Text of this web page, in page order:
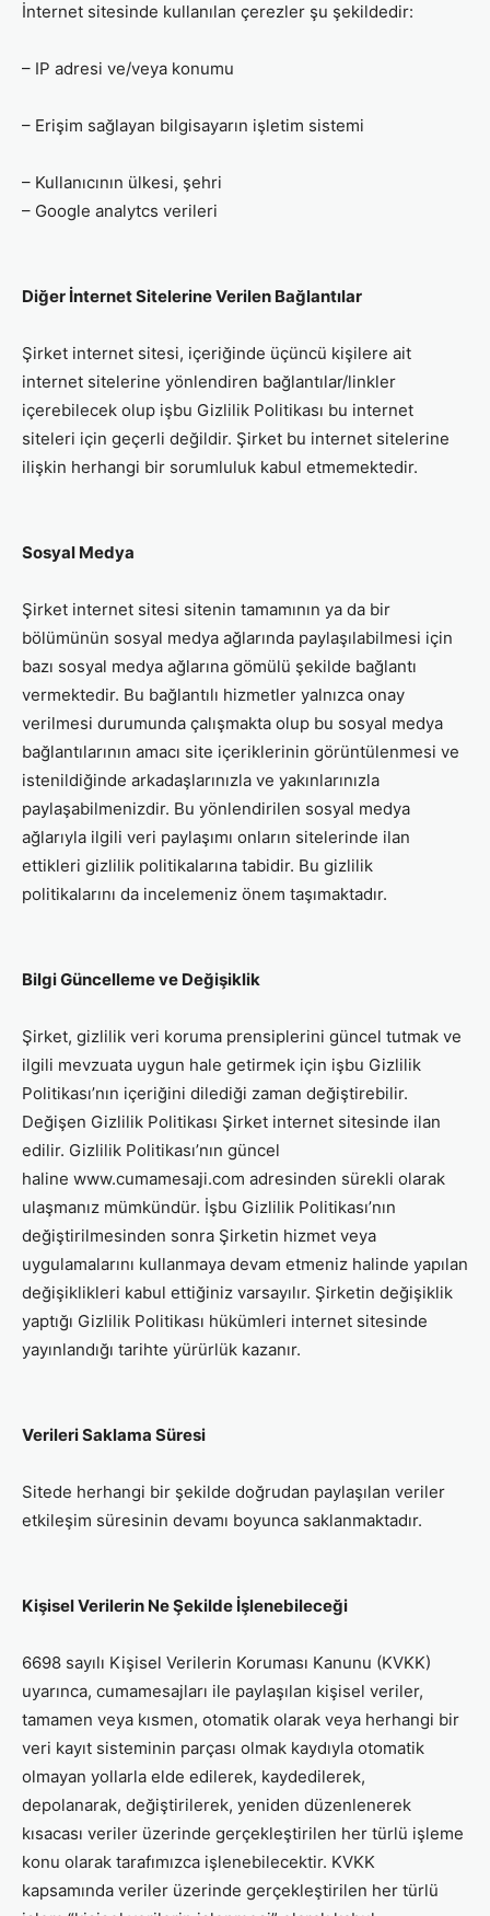
İnternet sitesinde kullanılan çerezler şu şekildedir:
– IP adresi ve/veya konumu
– Erişim sağlayan bilgisayarın işletim sistemi
– Kullanıcının ülkesi, şehri
– Google analytcs verileri
Diğer İnternet Sitelerine Verilen Bağlantılar
Şirket internet sitesi, içeriğinde üçüncü kişilere ait
internet sitelerine yönlendiren bağlantılar/linkler
içerebilecek olup işbu Gizlilik Politikası bu internet
siteleri için geçerli değildir. Şirket bu internet sitelerine
ilişkin herhangi bir sorumluluk kabul etmemektedir.
Sosyal Medya
Şirket internet sitesi sitenin tamamının ya da bir
bölümünün sosyal medya ağlarında paylaşılabilmesi için
bazı sosyal medya ağlarına gömülü şekilde bağlantı
vermektedir. Bu bağlantılı hizmetler yalnızca onay
verilmesi durumunda çalışmakta olup bu sosyal medya
bağlantılarının amacı site içeriklerinin görüntülenmesi ve
istenildiğinde arkadaşlarınızla ve yakınlarınızla
paylaşabilmenizdir. Bu yönlendirilen sosyal medya
ağlarıyla ilgili veri paylaşımı onların sitelerinde ilan
ettikleri gizlilik politikalarına tabidir. Bu gizlilik
politikalarını da incelemeniz önem taşımaktadır.
Bilgi Güncelleme ve Değişiklik
Şirket, gizlilik veri koruma prensiplerini güncel tutmak ve
ilgili mevzuata uygun hale getirmek için işbu Gizlilik
Politikası’nın içeriğini dilediği zaman değiştirebilir.
Değişen Gizlilik Politikası Şirket internet sitesinde ilan
edilir. Gizlilik Politikası’nın güncel
haline www.cumamesaji.com adresinden sürekli olarak
ulaşmanız mümkündür. İşbu Gizlilik Politikası’nın
değiştirilmesinden sonra Şirketin hizmet veya
uygulamalarını kullanmaya devam etmeniz halinde yapılan
değişiklikleri kabul ettiğiniz varsayılır. Şirketin değişiklik
yaptığı Gizlilik Politikası hükümleri internet sitesinde
yayınlandığı tarihte yürürlük kazanır.
Verileri Saklama Süresi
Sitede herhangi bir şekilde doğrudan paylaşılan veriler
etkileşim süresinin devamı boyunca saklanmaktadır.
Kişisel Verilerin Ne Şekilde İşlenebileceği
6698 sayılı Kişisel Verilerin Koruması Kanunu (KVKK)
uyarınca, cumamesajları ile paylaşılan kişisel veriler,
tamamen veya kısmen, otomatik olarak veya herhangi bir
veri kayıt sisteminin parçası olmak kaydıyla otomatik
olmayan yollarla elde edilerek, kaydedilerek,
depolanarak, değiştirilerek, yeniden düzenlenerek
kısacası veriler üzerinde gerçekleştirilen her türlü işleme
konu olarak tarafımızca işlenebilecektir. KVKK
kapsamında veriler üzerinde gerçekleştirilen her türlü